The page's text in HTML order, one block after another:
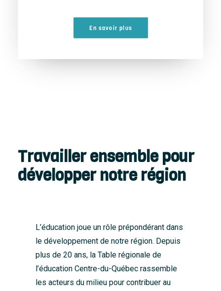
En savoir plus
Travailler ensemble pour
développer notre région
L’éducation joue un rôle prépondérant dans
le développement de notre région. Depuis
plus de 20 ans, la Table régionale de
l’éducation Centre-du-Québec rassemble
les acteurs du milieu pour contribuer au